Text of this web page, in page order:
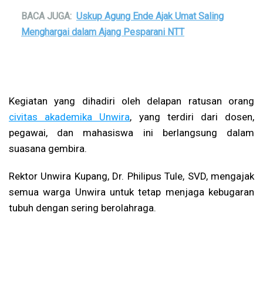
BACA JUGA: Uskup Agung Ende Ajak Umat Saling
Menghargai dalam Ajang Pesparani NTT
Kegiatan yang dihadiri oleh delapan ratusan orang
civitas akademika Unwira, yang terdiri dari dosen,
pegawai, dan mahasiswa ini berlangsung dalam
suasana gembira.
Rektor Unwira Kupang, Dr. Philipus Tule, SVD, mengajak
semua warga Unwira untuk tetap menjaga kebugaran
tubuh dengan sering berolahraga.